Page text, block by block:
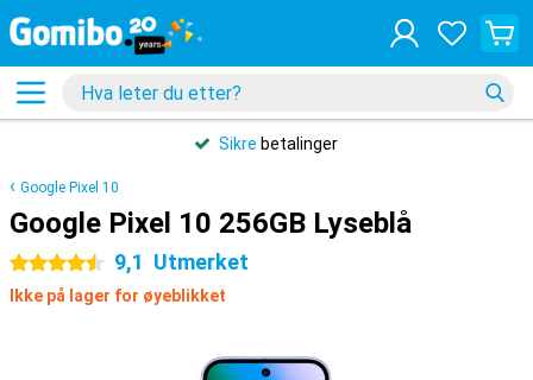
Sikre betalinger
Google Pixel 10
Google Pixel 10 256GB Lyseblå
4.5 stjerner 9,1 Utmerket
Ikke på lager for øyeblikket